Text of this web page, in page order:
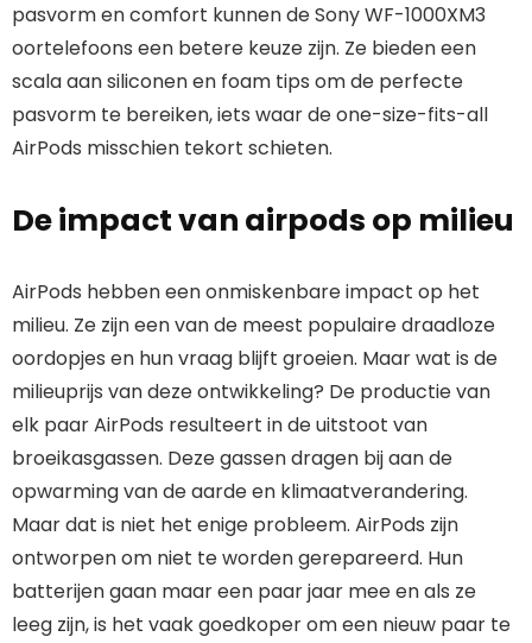
pasvorm en comfort kunnen de Sony WF-1000XM3
oortelefoons een betere keuze zijn. Ze bieden een
scala aan siliconen en foam tips om de perfecte
pasvorm te bereiken, iets waar de one-size-fits-all
AirPods misschien tekort schieten.
De impact van airpods op milieu
AirPods hebben een onmiskenbare impact op het
milieu. Ze zijn een van de meest populaire draadloze
oordopjes en hun vraag blijft groeien. Maar wat is de
milieuprijs van deze ontwikkeling? De productie van
elk paar AirPods resulteert in de uitstoot van
broeikasgassen. Deze gassen dragen bij aan de
opwarming van de aarde en klimaatverandering.
Maar dat is niet het enige probleem. AirPods zijn
ontworpen om niet te worden gerepareerd. Hun
batterijen gaan maar een paar jaar mee en als ze
leeg zijn, is het vaak goedkoper om een nieuw paar te